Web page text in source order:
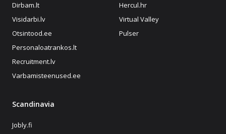
Dirbam.lt
Visidarbi.lv
Otsintood.ee
Personaloatrankos.lt
Recruitment.lv
Varbamisteenused.ee
Hercul.hr
Virtual Valley
Pulser
Scandinavia
Jobly.fi